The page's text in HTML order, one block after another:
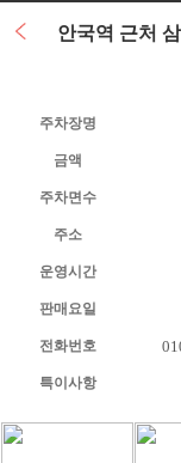
안국역 근처
주차장명
금액
주차면수
주소
운영시간
판매요일
전화번호
특이사항